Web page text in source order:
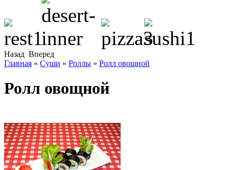
Назад Вперед
Главная » Суши » Роллы » Ролл овощной
Ролл овощной